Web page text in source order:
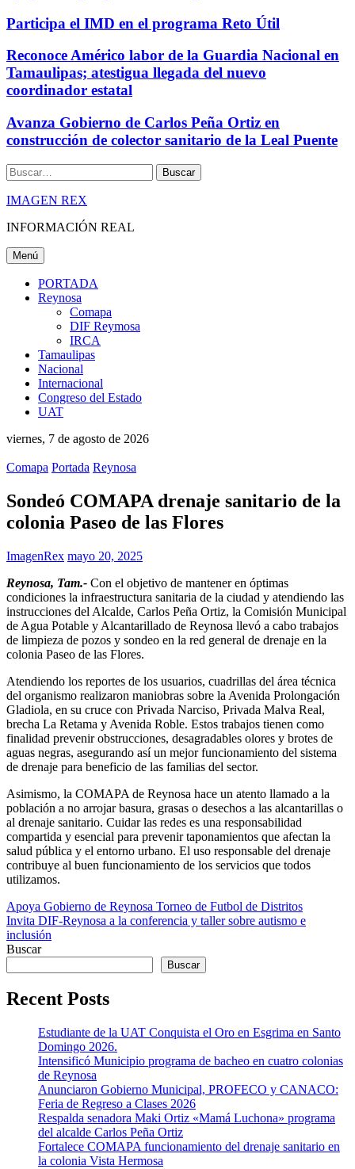
Participa el IMD en el programa Reto Útil
Reconoce Américo labor de la Guardia Nacional en
Tamaulipas; atestigua llegada del nuevo
coordinador estatal
Avanza Gobierno de Carlos Peña Ortiz en
construcción de colector sanitario de la Leal Puente
Buscar
IMAGEN REX
INFORMACIÓN REAL
Menú
PORTADA
Reynosa
Comapa
DIF Reymosa
IRCA
Tamaulipas
Nacional
Internacional
Congreso del Estado
UAT
viernes, 7 de agosto de 2026
Comapa Portada Reynosa
Sondeó COMAPA drenaje sanitario de la
colonia Paseo de las Flores
ImagenRex mayo 20, 2025
Reynosa, Tam.- Con el objetivo de mantener en óptimas
condiciones la infraestructura sanitaria de la ciudad y atendiendo las
instrucciones del Alcalde, Carlos Peña Ortiz, la Comisión Municipal
de Agua Potable y Alcantarillado de Reynosa llevó a cabo trabajos
de limpieza de pozos y sondeo en la red general de drenaje en la
colonia Paseo de las Flores.
Atendiendo los reportes de los usuarios, cuadrillas del área técnica
del organismo realizaron maniobras sobre la Avenida Prolongación
Gladiola, en su cruce con Privada Narciso, Privada Malva Real,
brecha La Retama y Avenida Roble. Estos trabajos tienen como
finalidad prevenir obstrucciones, desagradables olores y brotes de
aguas negras, asegurando así un mejor funcionamiento del sistema
de drenaje para beneficio de las familias del sector.
Asimismo, la COMAPA de Reynosa hace un atento llamado a la
población a no arrojar basura, grasas o desechos a las alcantarillas o
al drenaje sanitario. Cuidar las redes es una responsabilidad
compartida y esencial para prevenir taponamientos que afectan la
salud pública y el entorno urbano. El uso responsable del drenaje
contribuye al buen funcionamiento de los servicios que todos
utilizamos.
Navegación
de
entradas
Apoya Gobierno de Reynosa Torneo de Futbol de Distritos
Invita DIF-Reynosa a la conferencia y taller sobre autismo e
inclusión
Buscar
Buscar
Recent Posts
Estudiante de la UAT Conquista el Oro en Esgrima en Santo
Domingo 2026.
Intensificó Municipio programa de bacheo en cuatro colonias
de Reynosa
Anunciaron Gobierno Municipal, PROFECO y CANACO:
Feria de Regreso a Clases 2026
Respalda senadora Maki Ortiz «Mamá Luchona» programa
del alcalde Carlos Peña Ortiz
Fortalece COMAPA funcionamiento del drenaje sanitario en
la colonia Vista Hermosa